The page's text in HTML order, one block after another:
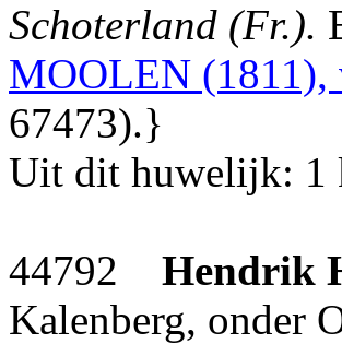
Schoterland (Fr.).
MOOLEN (1811),
67473).}
Uit dit huwelijk: 1
44792 Hendrik
Kalenberg, onder